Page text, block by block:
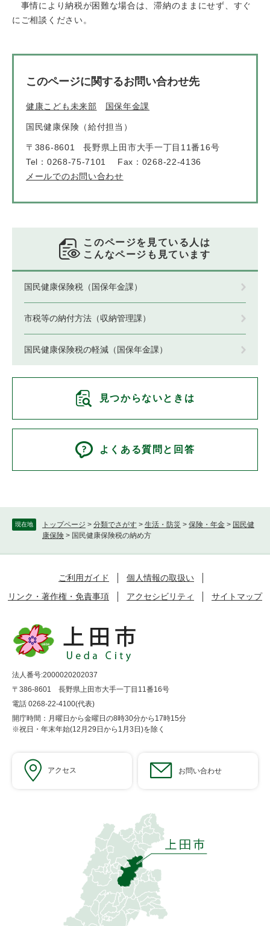
現在地 トップページ > 分類でさがす > 生活・防災 > 保険・年金 > 国民健
康保険 > 国民健康保険税の納め方
事情により納税が困難な場合は、滞納のままにせず、すぐ
にご相談ください。
このページに関するお問い合わせ先
健康こども未来部 国保年金課
国民健康保険（給付担当）
〒386-8601
長野県上田市大手一丁目11番16号
Tel：0268-75-7101
Fax：0268-22-4136
メールでのお問い合わせ
このページを見ている人は
こんなページも見ています
国民健康保険税（国保年金課）
市税等の納付方法（収納管理課）
国民健康保険税の軽減（国保年金課）
見つからないときは
よくある質問と回答
ご利用ガイド
個人情報の取扱い
リンク・著作権・免責事項
アクセシビリティ サイトマップ
法人番号:2000020202037
〒386-8601 長野県上田市大手一丁目11番16号
電話 0268-22-4100(代表)
開庁時間：月曜日から金曜日の8時30分から17時15分
※祝日・年末年始(12月29日から1月3日)を除く
アクセス お問い合わせ